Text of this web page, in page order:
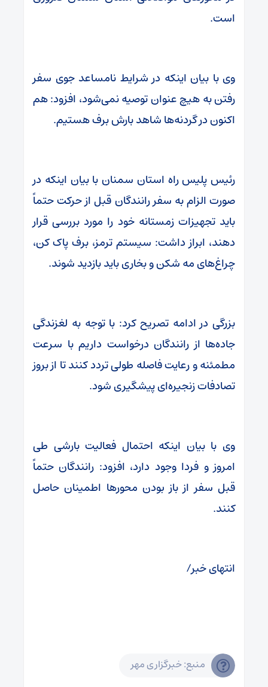
است.
وی با بیان اینکه در شرایط نامساعد جوی سفر
رفتن به هیچ عنوان توصیه نمی‌شود، افزود: هم
اکنون در گردنه‌ها شاهد بارش برف هستیم.
رئیس پلیس راه استان سمنان با بیان اینکه در
صورت الزام به سفر رانندگان قبل از حرکت حتماً
باید تجهیزات زمستانه خود را مورد بررسی قرار
دهند، ابراز داشت: سیستم ترمز، برف پاک کن،
چراغ‌های مه شکن و بخاری باید بازدید شوند.
بزرگی در ادامه تصریح کرد: با توجه به لغزندگی
جاده‌ها از رانندگان درخواست داریم با سرعت
مطمئنه و رعایت فاصله طولی تردد کنند تا از بروز
تصادفات زنجیره‌ای پیشگیری شود.
وی با بیان اینکه احتمال فعالیت بارشی طی
امروز و فردا وجود دارد، افزود: رانندگان حتماً
قبل سفر از باز بودن محورها اطمینان حاصل
کنند.
انتهای خبر/
منبع: خبرگزاری مهر